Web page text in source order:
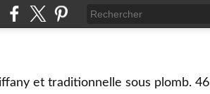
et traditionnelle sous plomb.